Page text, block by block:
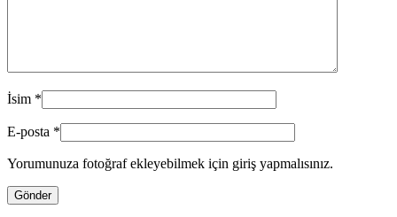
İsim *
E-posta *
Yorumunuza fotoğraf ekleyebilmek için giriş yapmalısınız.